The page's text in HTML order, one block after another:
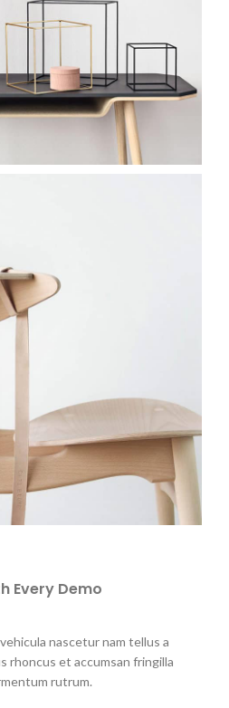
Every Demo
nascetur nam tellus a
rhoncus et accumsan fringilla
rutrum.